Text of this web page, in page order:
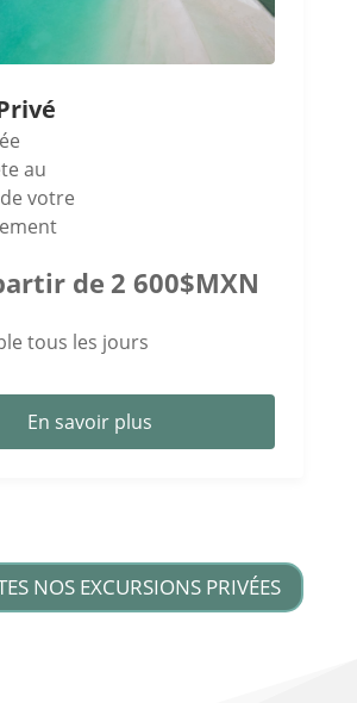
au
votre
2 600$MXN
tous les jours
En savoir plus
NOS EXCURSIONS PRIVÉES